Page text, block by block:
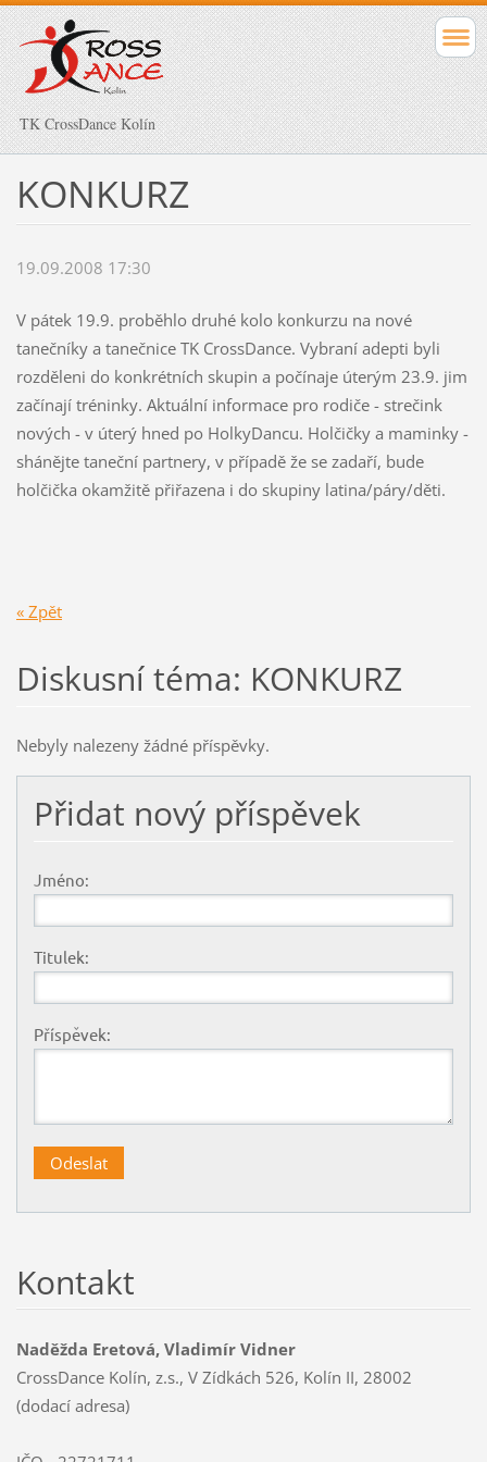
TK CrossDance Kolín
KONKURZ
19.09.2008 17:30
V pátek 19.9. proběhlo druhé kolo konkurzu na nové
tanečníky a tanečnice TK CrossDance. Vybraní adepti byli
rozděleni do konkrétních skupin a počínaje úterým 23.9. jim
začínají tréninky. Aktuální informace pro rodiče - strečink
nových - v úterý hned po HolkyDancu. Holčičky a maminky -
shánějte taneční partnery, v případě že se zadaří, bude
holčička okamžitě přiřazena i do skupiny latina/páry/děti.
« Zpět
Diskusní téma: KONKURZ
Nebyly nalezeny žádné příspěvky.
Přidat nový příspěvek
Jméno:
Titulek:
Příspěvek:
Kontakt
Naděžda Eretová, Vladimír Vidner
CrossDance Kolín, z.s., V Zídkách 526, Kolín II, 28002
(dodací adresa)